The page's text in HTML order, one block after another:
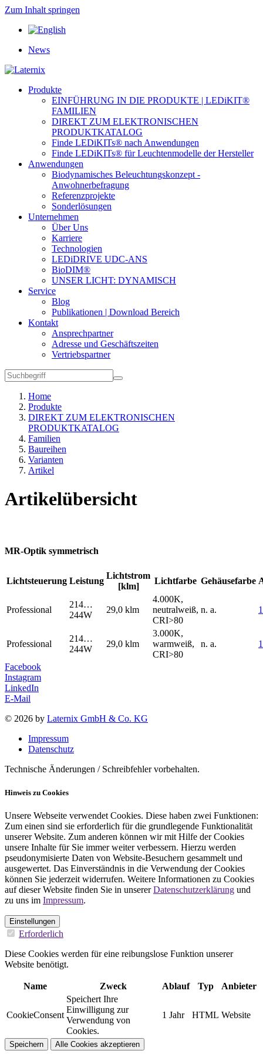
Zum Inhalt springen
News
Produkte
EINFÜHRUNG IN DIE PRODUKTE | LEDiKIT®
FAMILIEN
DIREKT ZUM ELEKTRONISCHEN
PRODUKTKATALOG
Finde LEDiKITs® nach Anwendungen
Finde LEDiKITs® für Leuchtenmodelle der Hersteller
Anwendungen
Biodynamisches Beleuchtungskonzept -
Anwohnerbefragung
Referenzprojekte
Sonderlösungen
Unternehmen
Über Uns
Karriere
Technologien
LEDiDRIVE UDC-ANS
BioDIM®
UNSER LICHT: DYNAMISCH
Service
Blog
Publikationen | Download Bereich
Kontakt
Ansprechpartner
Adresse und Geschäftszeiten
Vertriebspartner
Home
Produkte
DIREKT ZUM ELEKTRONISCHEN
PRODUKTKATALOG
Familien
Baureihen
Varianten
Artikel
Artikelübersicht
MR-Optik symmetrisch
Lichtsteuerung Leistung
Lichtstrom
[klm]
Lichtfarbe Gehäusefarbe
Professional
214…
244W
29,0 klm
4.000K,
neutralweiß,
CRI>80
n. a.
Professional
214…
244W
29,0 klm
3.000K,
warmweiß,
CRI>80
n. a.
Facebook
Instagram
LinkedIn
E-Mail
© 2026 by Laternix GmbH & Co. KG
Impressum
Datenschutz
Technische Änderungen / Schreibfehler vorbehalten.
Hinweis zu Cookies
Unsere Webseite verwendet Cookies. Diese haben zwei Funktionen:
Zum einen sind sie erforderlich für die grundlegende Funktionalität
unserer Website. Zum anderen können wir mit Hilfe der Cookies
unsere Inhalte für Sie immer weiter verbessern. Hierzu werden
pseudonymisierte Daten von Website-Besuchern gesammelt und
ausgewertet. Das Einverständnis in die Verwendung der Cookies
können Sie jederzeit widerrufen. Weitere Informationen zu Cookies
auf dieser Website finden Sie in unsererDatenschutzerklärung und
zu uns im Impressum.
Einstellungen
Erforderlich
Diese Cookies werden für eine reibungslose Funktion unserer
Website benötigt.
Name Zweck Ablauf Typ Anbieter
CookieConsent
Speichert Ihre
Einwilligung zur
Verwendung von
Cookies.
1 Jahr HTML Website
Speichern Alle Cookies akzeptieren